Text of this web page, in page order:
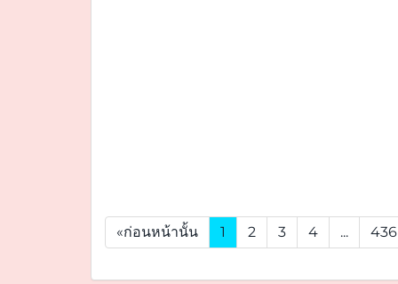
«ก่อนหน้านั้น 1 2 3 4 ... 436